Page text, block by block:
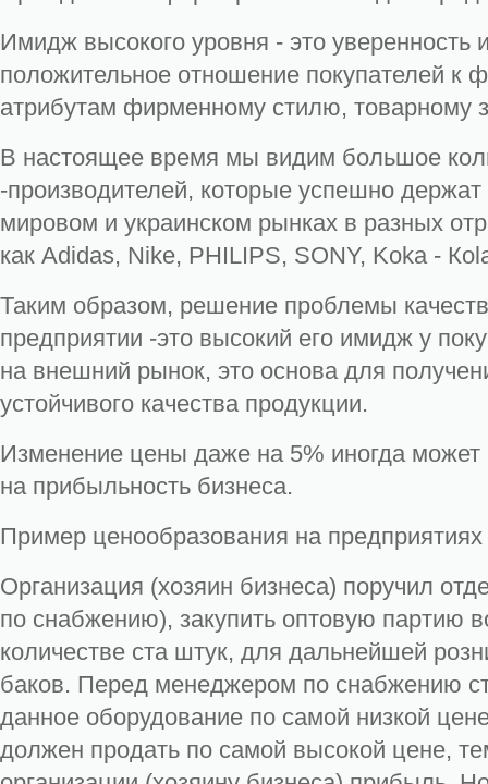
Имидж высокого уровня - это уверенность
положительное отношение покупателей к
атрибутам фирменному стилю, товарному
В настоящее время мы видим большое
-производителей, которые успешно
мировом и украинском рынках в разных
как Adidas, Nike, PHILIPS, SONY, Koka -
Таким образом, решение проблемы
предприятии -это высокий его имидж у
на внешний рынок, это основа для
устойчивого качества продукции.
Изменение цены даже на 5% иногда может
на прибыльность бизнеса.
Пример ценообразования на предприятиях
Организация (хозяин бизнеса) поручил
по снабжению), закупить оптовую партию
количестве ста штук, для дальнейшей
баков. Перед менеджером по снабжению
данное оборудование по самой низкой
должен продать по самой высокой цене,